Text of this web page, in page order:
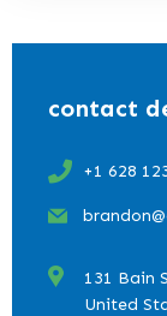
contact
+1 628
131 Bain
United